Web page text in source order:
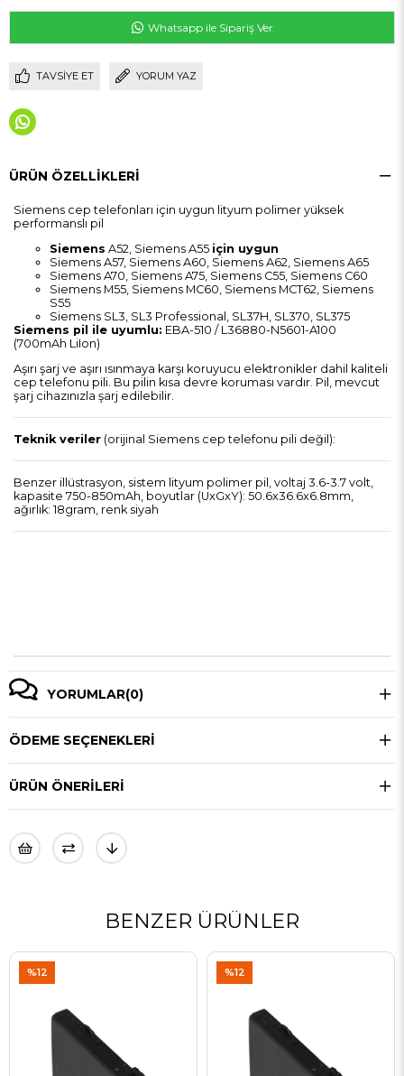
Whatsapp ile Sipariş Ver
TAVSIYE ET YORUM YAZ
ÜRÜN ÖZELLIKLERI
Siemens cep telefonları için uygun lityum polimer yüksek
performanslı pil
Siemens A52, Siemens A55 için uygun
Siemens A57, Siemens A60, Siemens A62, Siemens A65
Siemens A70, Siemens A75, Siemens C55, Siemens C60
Siemens M55, Siemens MC60, Siemens MCT62, Siemens
S55
Siemens SL3, SL3 Professional, SL37H, SL370, SL375
Siemens pil ile uyumlu: EBA-510 / L36880-N5601-A100
(700mAh LiIon)
Aşırı şarj ve aşırı ısınmaya karşı koruyucu elektronikler dahil kaliteli
cep telefonu pili. Bu pilin kısa devre koruması vardır. Pil, mevcut
şarj cihazınızla şarj edilebilir.
Teknik veriler (orijinal Siemens cep telefonu pili değil):
Benzer illüstrasyon, sistem lityum polimer pil, voltaj 3.6-3.7 volt,
kapasite 750-850mAh, boyutlar (UxGxY): 50.6x36.6x6.8mm,
ağırlık: 18gram, renk siyah
YORUMLAR(0)
ÖDEME SEÇENEKLERI
ÜRÜN ÖNERILERI
BENZER ÜRÜNLER
%12 %12